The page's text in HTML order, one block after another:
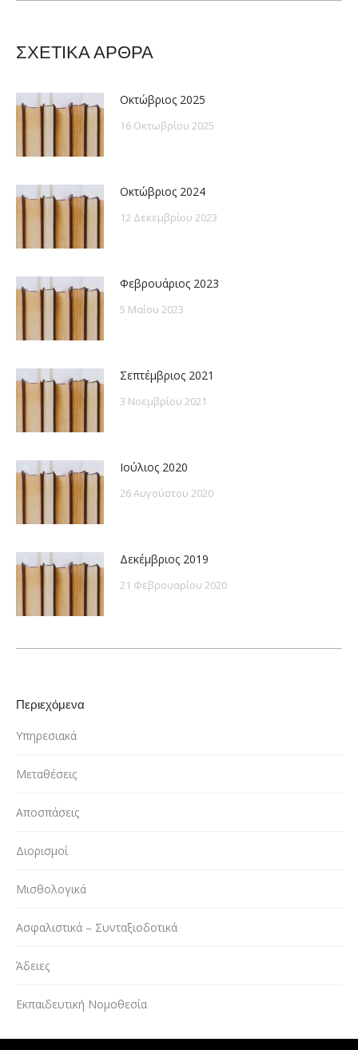
ΣΧΕΤΙΚΑ ΑΡΘΡΑ
Οκτώβριος 2025
16 Οκτωβρίου 2025
Οκτώβριος 2024
12 Δεκεμβρίου 2023
Φεβρουάριος 2023
5 Μαΐου 2023
Σεπτέμβριος 2021
3 Νοεμβρίου 2021
Ιούλιος 2020
26 Αυγούστου 2020
Δεκέμβριος 2019
21 Φεβρουαρίου 2020
Περιεχόμενα
Υπηρεσιακά
Μεταθέσεις
Αποσπάσεις
Διορισμοί
Μισθολογικά
Ασφαλιστικά – Συνταξιοδοτικά
Άδειες
Εκπαιδευτική Νομοθεσία